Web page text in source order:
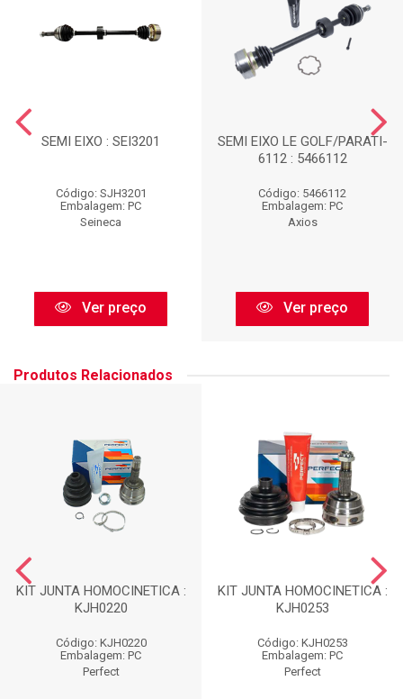
SEMI EIXO : SEI3201
Código: SJH3201
Embalagem: PC
Seineca
Ver preço
SEMI EIXO LE GOLF/PARATI-
6112 : 5466112
Código: 5466112
Embalagem: PC
Axios
Ver preço
Produtos Relacionados
KIT JUNTA HOMOCINETICA :
KJH0220
Código: KJH0220
Embalagem: PC
Perfect
KIT JUNTA HOMOCINETICA :
KJH0253
Código: KJH0253
Embalagem: PC
Perfect